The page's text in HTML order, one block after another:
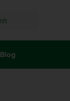
Blog